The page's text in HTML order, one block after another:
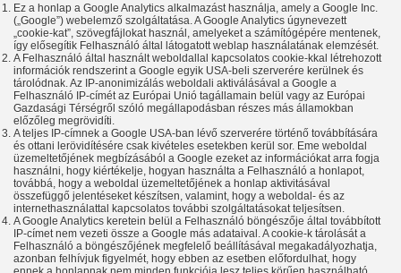
Ez a honlap a Google Analytics alkalmazást használja, amely a Google Inc.
(„Google”) webelemző szolgáltatása. A Google Analytics úgynevezett
„cookie-kat”, szövegfájlokat használ, amelyeket a számítógépére mentenek,
így elősegítik Felhasználó által látogatott weblap használatának elemzését.
A Felhasználó által használt weboldallal kapcsolatos cookie-kkal létrehozott
információk rendszerint a Google egyik USA-beli szerverére kerülnek és
tárolódnak. Az IP-anonimizálás weboldali aktiválásával a Google a
Felhasználó IP-címét az Európai Unió tagállamain belül vagy az Európai
Gazdasági Térségről szóló megállapodásban részes más államokban
előzőleg megrövidíti.
A teljes IP-címnek a Google USA-ban lévő szerverére történő továbbítására
és ottani lerövidítésére csak kivételes esetekben kerül sor. Eme weboldal
üzemeltetőjének megbízásából a Google ezeket az információkat arra fogja
használni, hogy kiértékelje, hogyan használta a Felhasználó a honlapot,
továbbá, hogy a weboldal üzemeltetőjének a honlap aktivitásával
összefüggő jelentéseket készítsen, valamint, hogy a weboldal- és az
internethasználattal kapcsolatos további szolgáltatásokat teljesítsen.
A Google Analytics keretein belül a Felhasználó böngészője által továbbított
IP-címet nem vezeti össze a Google más adataival. A cookie-k tárolását a
Felhasználó a böngészőjének megfelelő beállításával megakadályozhatja,
azonban felhívjuk figyelmét, hogy ebben az esetben előfordulhat, hogy